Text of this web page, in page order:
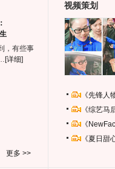
，有些事
[详细]
更多 >>
视频策划
《先锋
《综艺
《
《夏日